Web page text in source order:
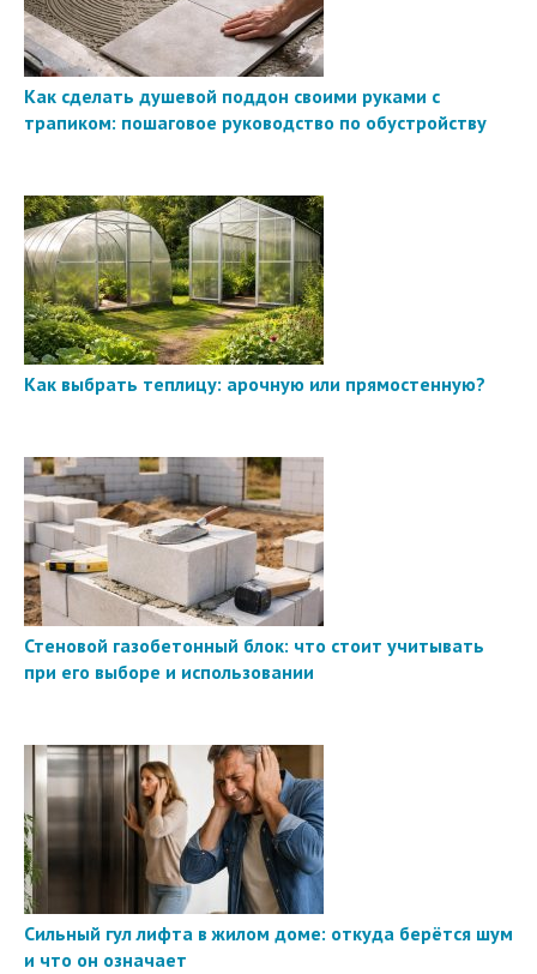
Как сделать душевой поддон своими руками с
трапиком: пошаговое руководство по обустройству
Как выбрать теплицу: арочную или прямостенную?
Стеновой газобетонный блок: что стоит учитывать
при его выборе и использовании
Сильный гул лифта в жилом доме: откуда берётся шум
и что он означает